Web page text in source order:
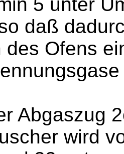
daß
des Ofens
Abgaszug
wird